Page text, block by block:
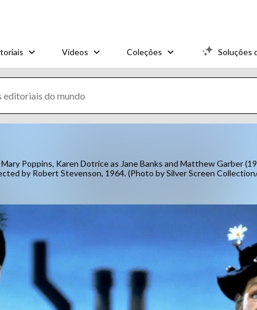
Vídeos Coleções Soluções
Poppins, Karen Dotrice as Jane Banks and Matthew Garber
by Robert Stevenson, 1964. (Photo by Silver Screen